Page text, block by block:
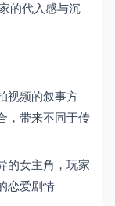
的代入感与沉
视频的叙事方
，带来不同于传
的女主角，玩家
恋爱剧情